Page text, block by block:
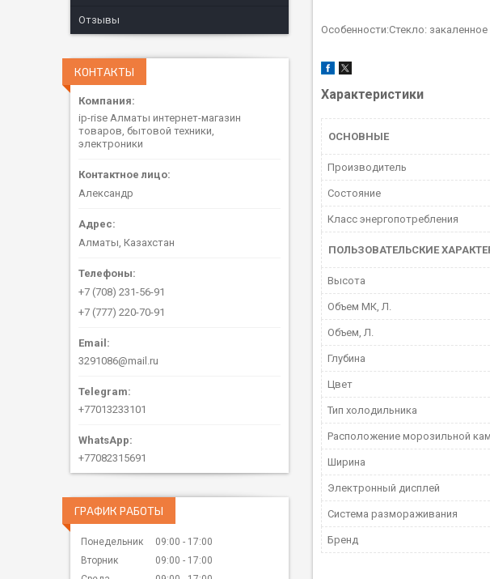
Особенности:Стекло: закаленное
Характеристики
ОСНОВНЫЕ
Производитель
Состояние
Класс энергопотребления
ПОЛЬЗОВАТЕЛЬСКИЕ
Высота
Объем МК, Л.
Объем, Л.
Глубина
Цвет
Тип холодильника
Расположение морозильной
Ширина
Электронный дисплей
Система размораживания
Бренд
Отзывы
КОНТАКТЫ
ip-rise Алматы интернет-магазин
товаров, бытовой техники,
электроники
Александр
Алматы, Казахстан
+7 (708) 231-56-91
+7 (777) 220-70-91
3291086@mail.ru
+77013233101
+77082315691
ГРАФИК РАБОТЫ
Понедельник 09:00
17:00
Вторник
09:00
17:00